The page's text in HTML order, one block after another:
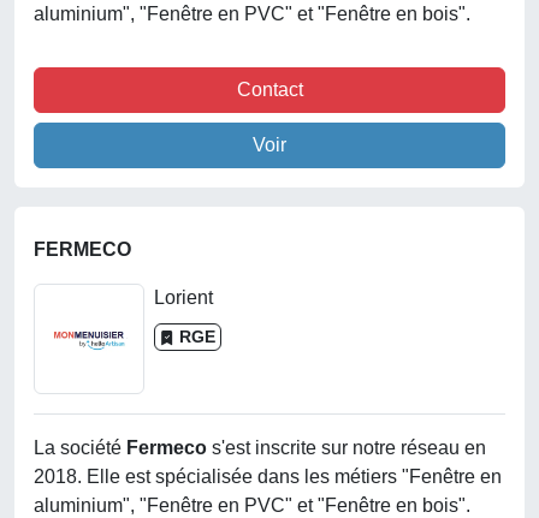
aluminium", "Fenêtre en PVC" et "Fenêtre en bois".
Contact
Voir
FERMECO
Lorient
RGE
La société Fermeco s'est inscrite sur notre réseau en
2018. Elle est spécialisée dans les métiers "Fenêtre en
aluminium", "Fenêtre en PVC" et "Fenêtre en bois".